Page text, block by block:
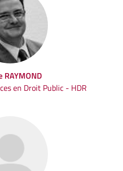
RAYMOND
en Droit Public - HDR